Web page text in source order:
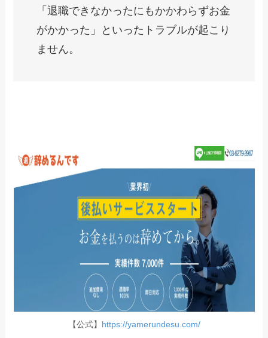
「退職できなかったにもかかわらずお金
がかかった」といったトラブルが起こり
ません。
【公式】 https://yamerundesu.com/